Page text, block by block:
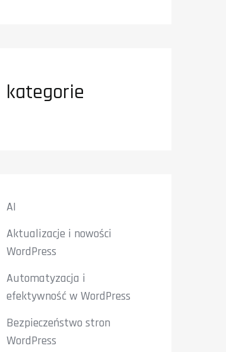
kategorie
AI
Aktualizacje i nowości
WordPress
Automatyzacja i
efektywność w WordPress
Bezpieczeństwo stron
WordPress